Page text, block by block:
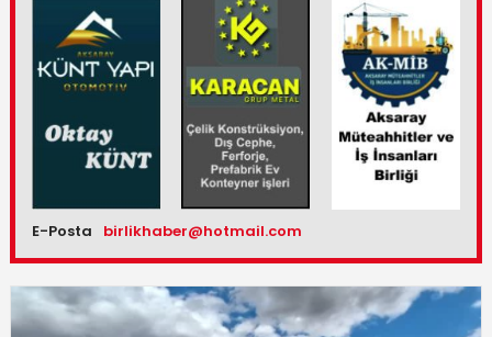
E-Posta birlikhaber@hotmail.com